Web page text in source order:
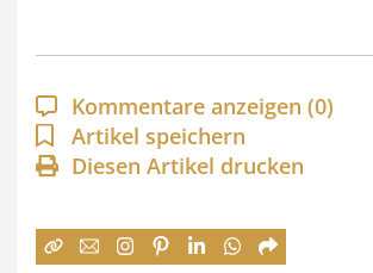
p
a
n
n
:
Kommentare anzeigen (0)
Artikel speichern
Diesen Artikel drucken